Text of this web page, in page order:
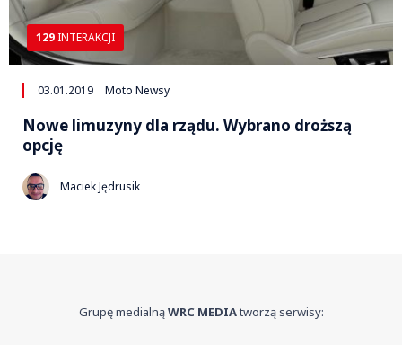
129 INTERAKCJI
03.01.2019 Moto Newsy
Nowe limuzyny dla rządu. Wybrano droższą
opcję
Maciek Jędrusik
Grupę medialnąWRC MEDIAtworzą serwisy: